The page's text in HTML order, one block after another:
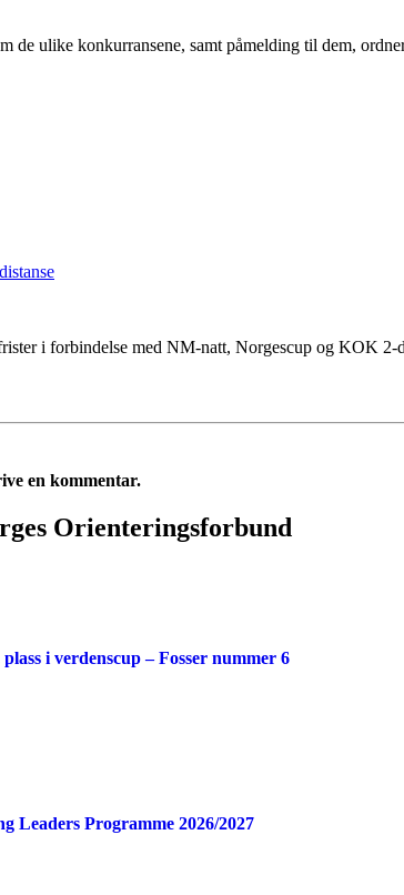
de ulike konkurransene, samt påmelding til dem,
i forbindelse med NM-natt, Norgescup og KOK 2-
en kommentar.
Orienteringsforbund
i verdenscup – Fosser nummer 6
Leaders Programme 2026/2027